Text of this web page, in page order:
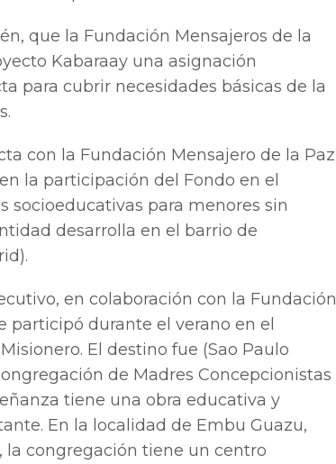
que la Fundación Mensajeros de la
Kabaraay una asignación
para cubrir necesidades básicas de la
con la Fundación Mensajero de la Paz
la participación del Fondo en el
socioeducativas para menores sin
desarrolla en el barrio de
en colaboración con la Fundación
participó durante el verano en el
El destino fue (Sao Paulo
de Madres Concepcionistas
tiene una obra educativa y
En la localidad de Embu Guazu,
la congregación tiene un centro